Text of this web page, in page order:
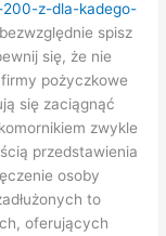
z-dla-kadego-
spisz
się, że nie
pożyczkowe
się zaciągnąć
zwykle
przedstawienia
osoby
to
oferujących